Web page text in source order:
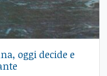
oggi decide e